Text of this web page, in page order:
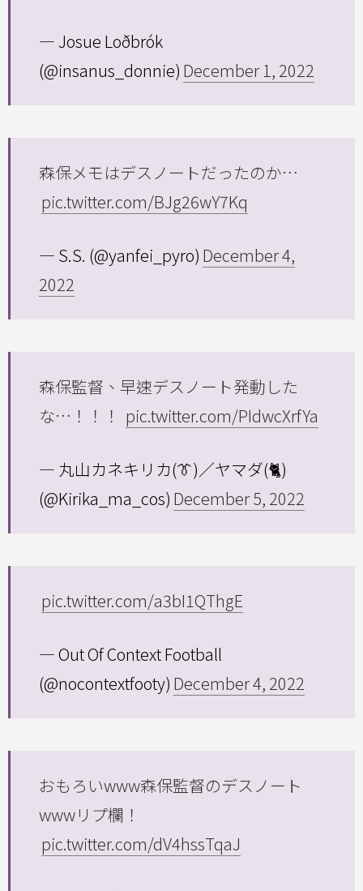
— Josue Loðbrók
(@insanus_donnie) December 1, 2022
森保メモはデスノートだったのか…
pic.twitter.com/BJg26wY7Kq
— S.S. (@yanfei_pyro) December 4,
2022
森保監督、早速デスノート発動した
な…！！！ pic.twitter.com/PIdwcXrfYa
— 丸山カネキリカ(👔)／ヤマダ(🐈)
(@Kirika_ma_cos) December 5, 2022
pic.twitter.com/a3bI1QThgE
— Out Of Context Football
(@nocontextfooty) December 4, 2022
おもろいwww森保監督のデスノート
wwwリプ欄！
pic.twitter.com/dV4hssTqaJ